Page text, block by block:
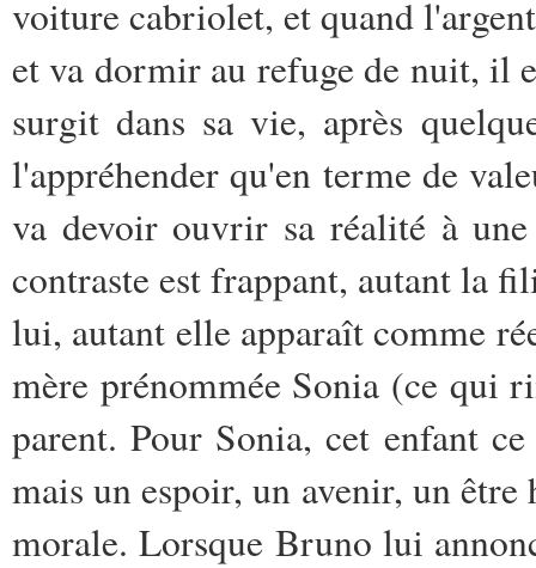
voiture cabriolet, et quand
et va dormir au refuge de nuit, il
surgit dans sa vie, après
l'appréhender qu'en terme de
va devoir ouvrir sa réalité à
contraste est frappant, autant la
lui, autant elle apparaît comme
mère prénommée Sonia (ce qui
parent. Pour Sonia, cet enfant
mais un espoir, un avenir, un
morale. Lorsque Bruno lui